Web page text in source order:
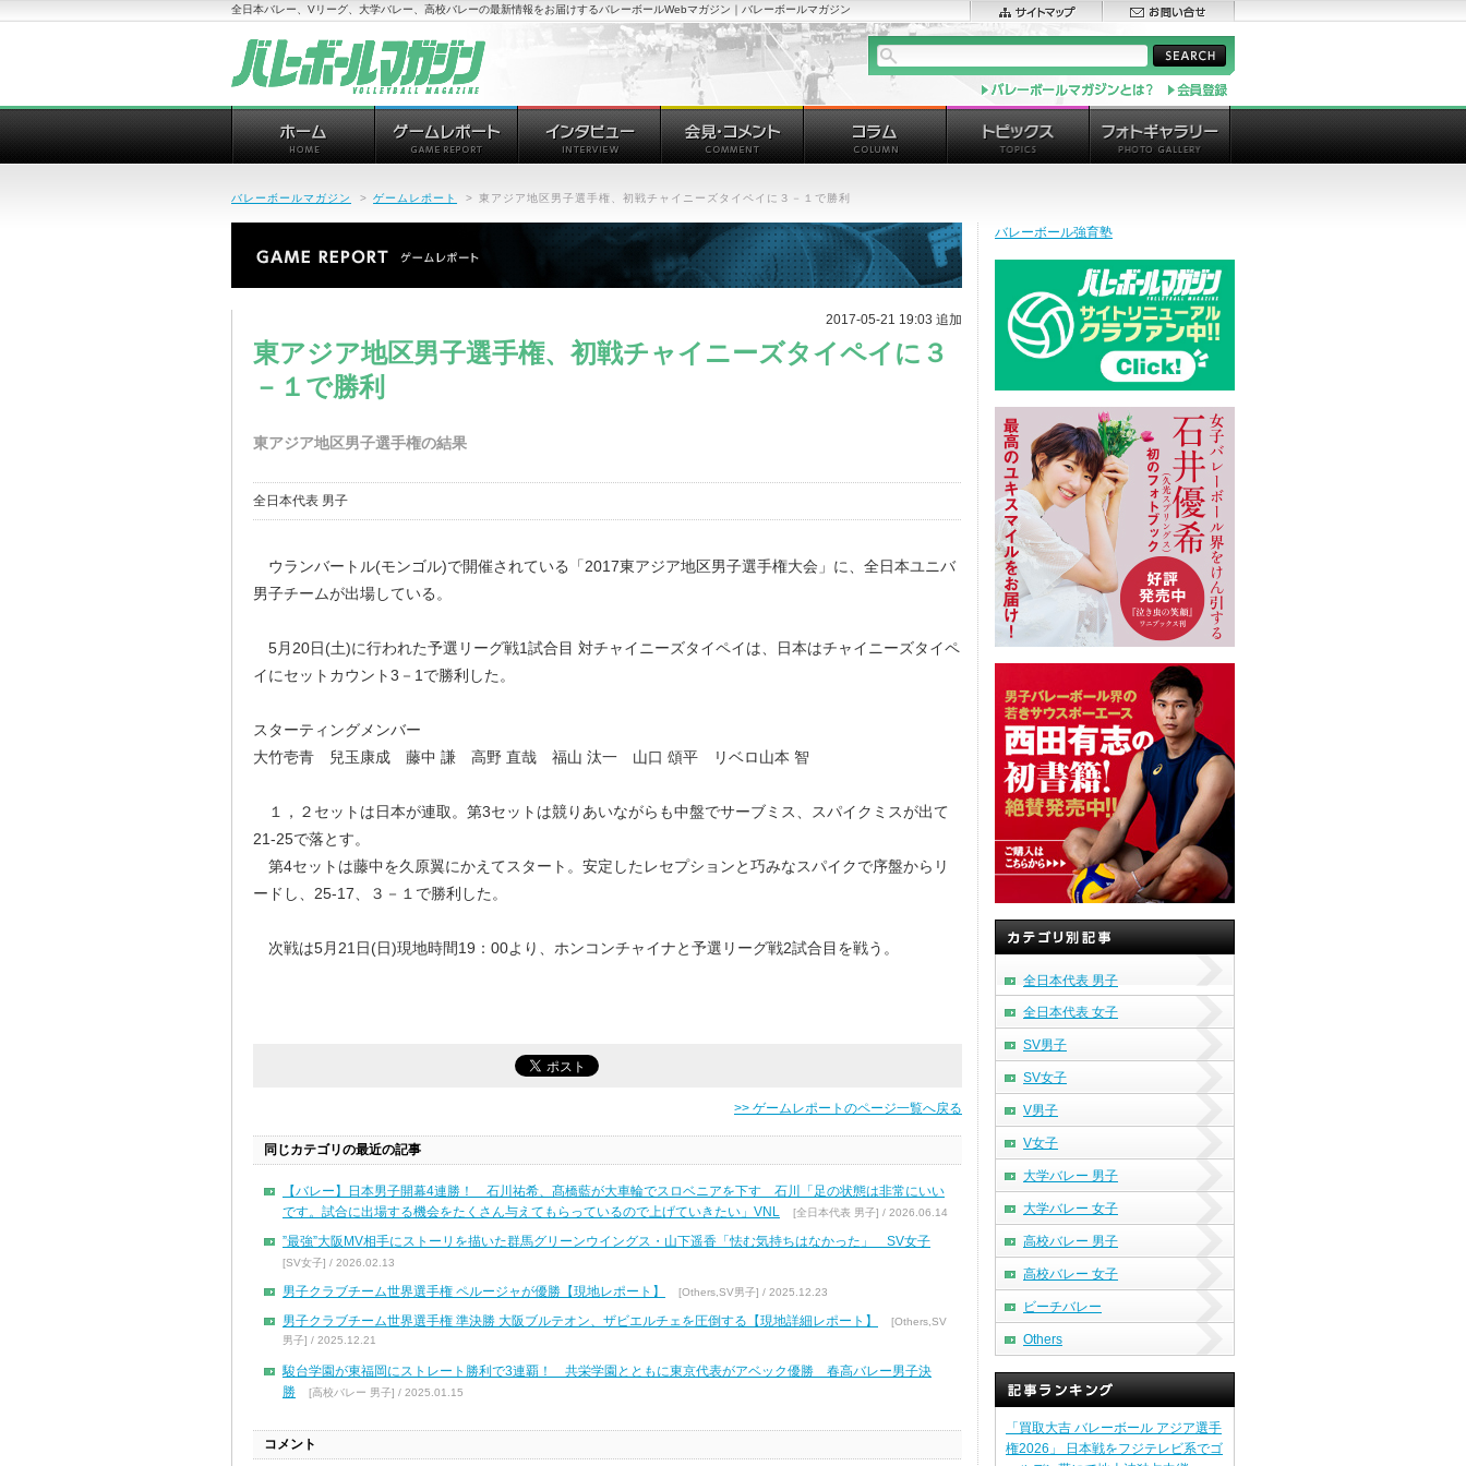
全日本バレー、Vリーグ、大学バレー、高校バレーの最新情報をお届けするバレーボールWebマガジン｜バレーボールマガジン
バレーボールマガジン > ゲームレポート > 東アジア地区男子選手権、初戦チャイニーズタイペイに３－１で勝利
2017-05-21 19:03 追加
東アジア地区男子選手権、初戦チャイニーズタイペイに３
－１で勝利
東アジア地区男子選手権の結果
全日本代表 男子
ウランバートル(モンゴル)で開催されている「2017東アジア地区男子選手権大会」に、全日本ユニバ
男子チームが出場している。
5月20日(土)に行われた予選リーグ戦1試合目 対チャイニーズタイペイは、日本はチャイニーズタイペ
イにセットカウント3－1で勝利した。
スターティングメンバー
大竹壱青 兒玉康成 藤中 謙 高野 直哉 福山 汰一 山口 頌平 リベロ山本 智
１，２セットは日本が連取。第3セットは競りあいながらも中盤でサーブミス、スパイクミスが出て
21-25で落とす。
第4セットは藤中を久原翼にかえてスタート。安定したレセプションと巧みなスパイクで序盤からリ
ードし、25-17、３－１で勝利した。
次戦は5月21日(日)現地時間19：00より、ホンコンチャイナと予選リーグ戦2試合目を戦う。
>> ゲームレポートのページ一覧へ戻る
同じカテゴリの最近の記事
【バレー】日本男子開幕4連勝！ 石川祐希、髙橋藍が大車輪でスロベニアを下す 石川「足の状態は非常にいい
です。試合に出場する機会をたくさん与えてもらっているので上げていきたい」VNL
[全日本代表 男子] / 2026.06.14
”最強”大阪MV相手にストーリを描いた群馬グリーンウイングス・山下遥香「怯む気持ちはなかった」 SV女子
[SV女子] / 2026.02.13
男子クラブチーム世界選手権 ペルージャが優勝【現地レポート】 [Others,SV男子] / 2025.12.23
男子クラブチーム世界選手権 準決勝 大阪ブルテオン、ザビエルチェを圧倒する【現地詳細レポート】 [Others,SV
男子] / 2025.12.21
駿台学園が東福岡にストレート勝利で3連覇！ 共栄学園とともに東京代表がアベック優勝 春高バレー男子決
勝
[高校バレー 男子] / 2025.01.15
コメント
バレーボール強育塾
全日本代表 男子
全日本代表 女子
SV男子
SV女子
V男子
V女子
大学バレー 男子
大学バレー 女子
高校バレー 男子
高校バレー 女子
ビーチバレー
Others
「買取大吉 バレーボール アジア選手
権2026」 日本戦をフジテレビ系でゴ